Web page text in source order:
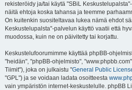
rekisteröidy ja/tai käytä "SBiL
näitä ehtoja koska tahansa ja teemme
On kuitenkin suositeltavaa lukea nämä ehdot
Keskustelupalsta"-palvelun käyttö vaatii että
muodossa, kuin ne on päivitetty tai korjattu.
Keskustelufoorumimme käyttää phpBB-
"heidän", "phpBB-ohjelmisto",
Tiimit"), joka on julkaistu "General Public
"GPL") ja se voidaan ladata osoitteesta
vain ympäristön internet-keskustelulle. phpBB